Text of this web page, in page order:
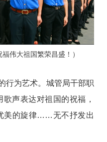
伟大祖国繁荣昌盛！）
行为艺术。城管局干部职
声表达对祖国的祝福，
美的旋律……无不抒发出